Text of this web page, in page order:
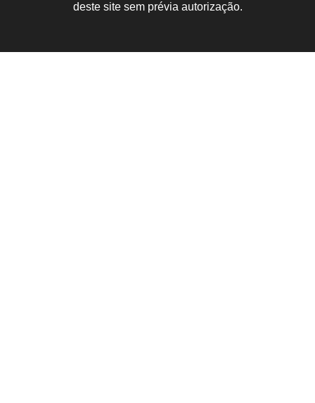
deste site sem prévia autorização.